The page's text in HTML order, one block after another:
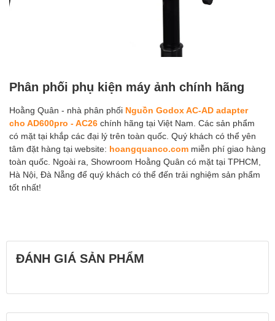
Phân phối phụ kiện máy ảnh chính hãng
Hoằng Quân - nhà phân phối Nguồn Godox AC-AD adapter
cho AD600pro - AC26 chính hãng tại Việt Nam. Các sản phẩm
có mặt tại khắp các đại lý trên toàn quốc. Quý khách có thể yên
tâm đặt hàng tại website: hoangquanco.com miễn phí giao hàng
toàn quốc. Ngoài ra, Showroom Hoằng Quân có mặt tại TPHCM,
Hà Nội, Đà Nẵng để quý khách có thể đến trải nghiệm sản phẩm
tốt nhất!
ĐÁNH GIÁ SẢN PHẨM